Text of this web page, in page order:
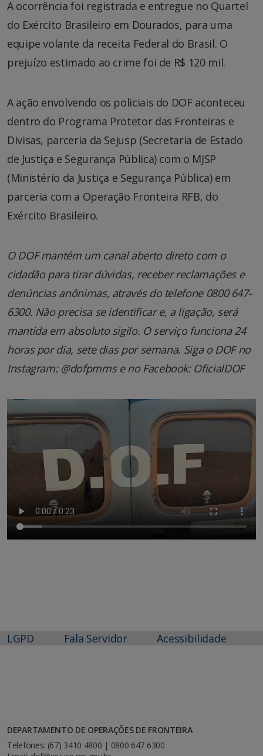
A ocorrência foi registrada e entregue no Quartel
do Exército Brasileiro em Dourados, para uma
equipe volante da receita Federal do Brasil. O
prejuízo estimado ao crime foi de R$ 120 mil.
A ação envolvendo os policiais do DOF aconteceu
dentro do Programa Protetor das Fronteiras e
Divisas, parceria da Sejusp (Secretaria de Estado
de Justiça e Segurança Pública) com o MJSP
(Ministério da Justiça e Segurança Pública) em
parceria com a Operação Fronteira RFB, do
Exército Brasileiro.
O DOF mantém um canal aberto direto com o
cidadão para tirar dúvidas, receber reclamações e
denúncias anônimas, através do telefone 0800 647-
6300. Não precisa se identificar e, a ligação, será
mantida em absoluto sigilo. O serviço funciona 24
horas por dia, sete dias por semana. Siga o DOF no
Instagram: @dofpmms e no Facebook: OficialDOF
LGPD Fala Servidor Acessibilidade
DEPARTAMENTO DE OPERAÇÕES DE FRONTEIRA
Telefones: (67) 3410 4800 | 0800 647 6300